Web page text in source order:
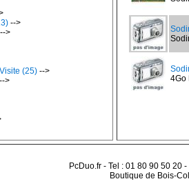
-->
-->
(25) -->
-->
4Go
PcDuo.fr - Tel : 01 80 90 50 20
Boutique de Bois-